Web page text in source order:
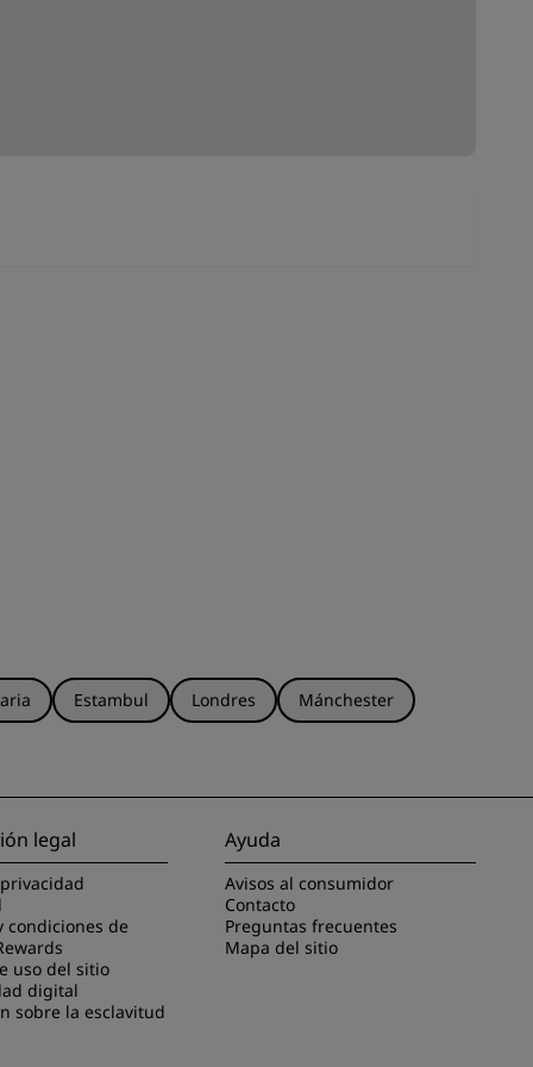
Estambul Londres
Mánchester
legal
condiciones de
uso del sitio
digital
sobre la esclavitud
Ayuda
Avisos al consumidor
Contacto
Preguntas frecuentes
Mapa del sitio